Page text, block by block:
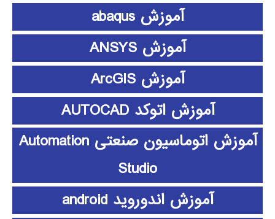
آموزش abaqus
آموزش ANSYS
آموزش ArcGIS
آموزش اتوکد AUTOCAD
آموزش اتوماسیون صنعتی Automation
Studio
آموزش اندوروید android